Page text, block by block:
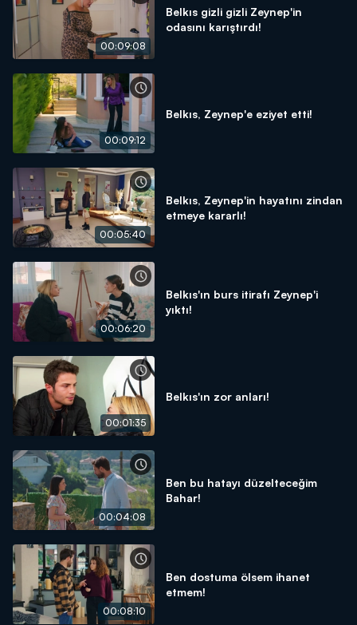
00:09:08
Belkıs gizli gizli Zeynep'in
odasını karıştırdı!
00:09:12
Belkıs, Zeynep'e eziyet etti!
00:05:40
Belkıs, Zeynep'in hayatını zindan
etmeye kararlı!
00:06:20
Belkıs'ın burs itirafı Zeynep'i
yıktı!
00:01:35
Belkıs'ın zor anları!
00:04:08
Ben bu hatayı düzelteceğim
Bahar!
00:08:10
Ben dostuma ölsem ihanet
etmem!